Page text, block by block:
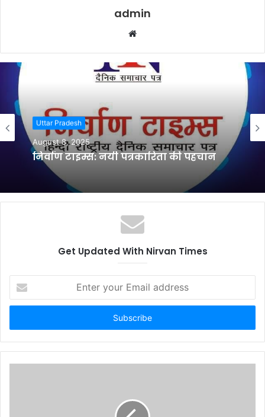
admin
Website
Uttar Pradesh
August 8, 2025
निर्वाण टाइम्स: नयी पत्रकारिता की पहचान
Get Updated With Nirvan Times
your
Email